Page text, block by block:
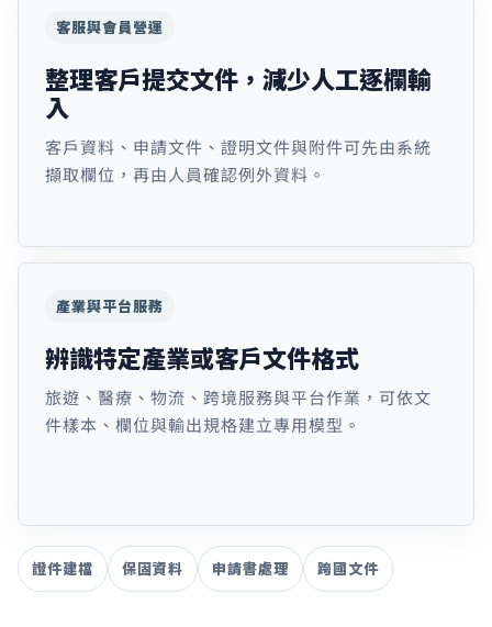
客服與會員營運
整理客戶提交文件，減少人工逐欄輸
入
客戶資料、申請文件、證明文件與附件可先由系統
擷取欄位，再由人員確認例外資料。
產業與平台服務
辨識特定產業或客戶文件格式
旅遊、醫療、物流、跨境服務與平台作業，可依文
件樣本、欄位與輸出規格建立專用模型。
證件建檔 保固資料 申請書處理 跨國文件